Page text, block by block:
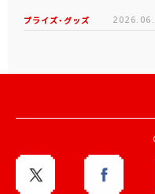
プライズ・グッズ